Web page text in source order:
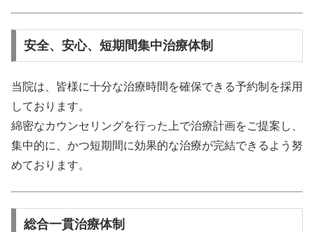
安全、安心、短期間集中治療体制
当院は、皆様に十分な治療時間を確保できる予約制を採用
しております。
綿密なカウンセリングを行った上で治療計画をご提案し、
集中的に、かつ短期間に効果的な治療が完結できるよう努
めております。
総合一貫治療体制